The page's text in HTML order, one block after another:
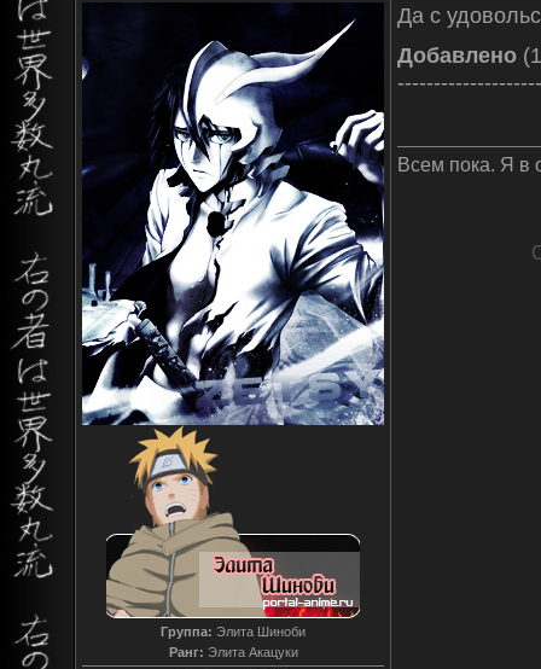
Группа: Элита Шиноби
Ранг: Элита Акацуки
Да с
Добавлено
Всем пока. Я в